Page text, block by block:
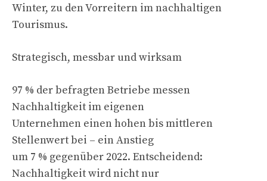
Winter, zu den Vorreitern im nachhaltigen
Tourismus.
Strategisch, messbar und wirksam
97 % der befragten Betriebe messen
Nachhaltigkeit im eigenen
Unternehmen einen hohen bis mittleren
Stellenwert bei – ein Anstieg
um 7 % gegenüber 2022. Entscheidend:
Nachhaltigkeit wird nicht nur